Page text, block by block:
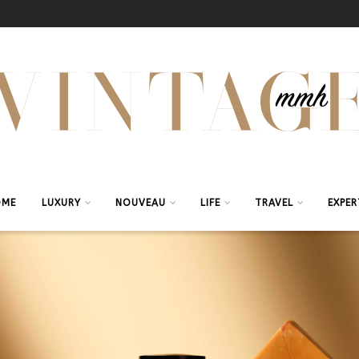
LUXURY NOUVEAU LIFE TRAVEL